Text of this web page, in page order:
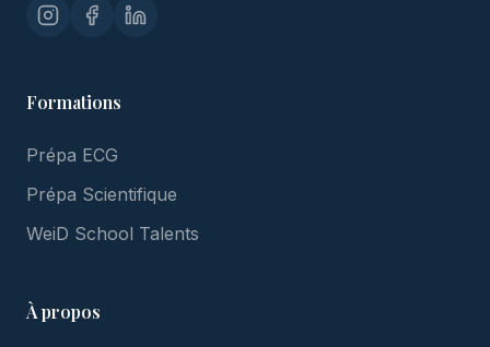
Formations
Prépa ECG
Prépa Scientifique
WeiD School Talents
À propos